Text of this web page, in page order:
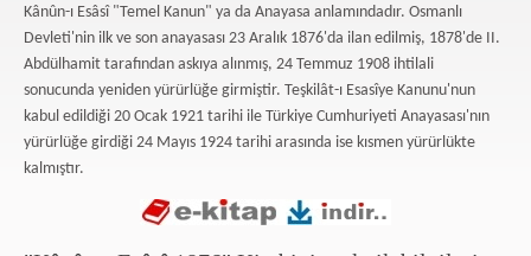
Kânûn-ı Esâsî "Temel Kanun" ya da Anayasa anlamındadır. Osmanlı
Devleti'nin ilk ve son anayasası 23 Aralık 1876'da ilan edilmiş, 1878'de II.
Abdülhamit tarafından askıya alınmış, 24 Temmuz 1908 ihtilali
sonucunda yeniden yürürlüğe girmiştir. Teşkilât-ı Esasîye Kanunu'nun
kabul edildiği 20 Ocak 1921 tarihi ile Türkiye Cumhuriyeti Anayasası'nın
yürürlüğe girdiği 24 Mayıs 1924 tarihi arasında ise kısmen yürürlükte
kalmıştır.